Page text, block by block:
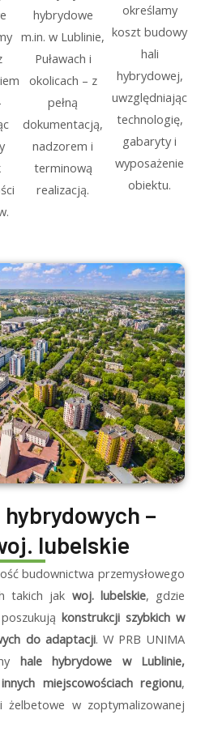
hybrydowe
m.in. w Lublinie,
Puławach i
okolicach – z
pełną
dokumentacją,
nadzorem i
terminową
realizacją.
określamy
koszt budowy
hali
hybrydowej,
uwzględniając
technologię,
gabaryty i
wyposażenie
obiektu.
–
lubelskie
budownictwa przemysłowego
takich jak woj. lubelskie, gdzie
konstrukcji szybkich w
do adaptacji. W PRB UNIMA
hale hybrydowe w Lublinie,
miejscowościach regionu,
żelbetowe w zoptymalizowanej